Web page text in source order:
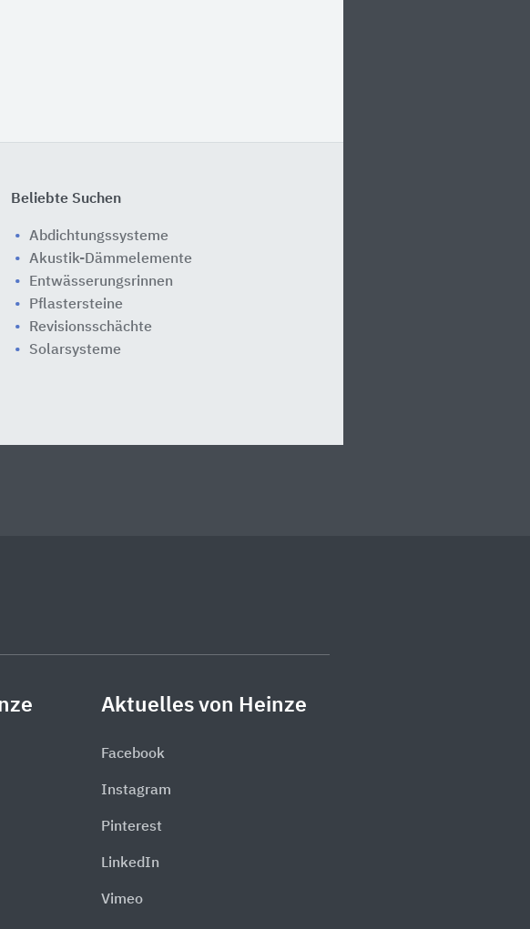
Beliebte Suchen
Abdichtungssysteme
Akustik-Dämmelemente
Entwässerungsrinnen
Pflastersteine
Revisionsschächte
Solarsysteme
Aktuelles von Heinze
Facebook
Instagram
Pinterest
LinkedIn
Vimeo